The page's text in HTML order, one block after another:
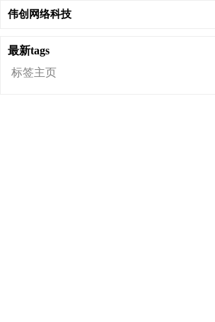
伟创网络科技
最新tags
标签主页